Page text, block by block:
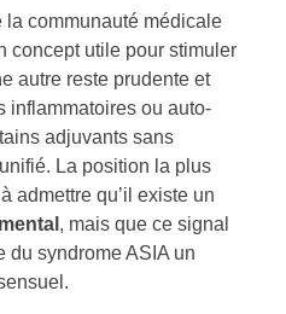
la communauté médicale
concept utile pour stimuler
autre reste prudente et
inflammatoires ou auto-
adjuvants sans
La position la plus
admettre qu’il existe un
, mais que ce signal
du syndrome ASIA un